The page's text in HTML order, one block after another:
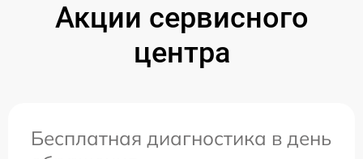
Акции сервисного
центра
Бесплатная диагностика в день